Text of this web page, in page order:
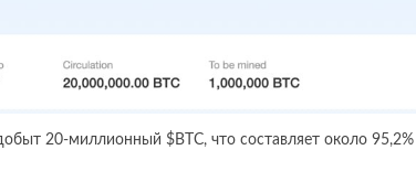
20-миллионный $BTC, что составляет около